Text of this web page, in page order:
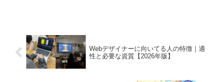
Webデザイナーに向いてる人の特徴｜適
性と必要な資質【2026年版】